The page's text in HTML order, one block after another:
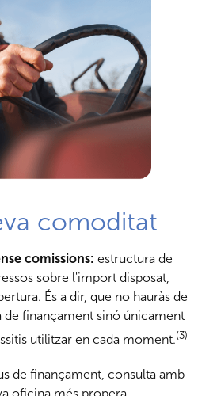
comoditat
comissions: estructura de
sobre l'import disposat,
És a dir, que no hauràs de
de finançament sinó únicament
utilitzar en cada moment.(3)
de finançament, consulta amb